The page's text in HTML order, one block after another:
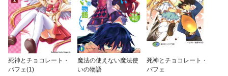
死神とチョコレート・
パフェ(1)
魔法の使えない魔法使
いの物語
死神とチョコレート・
パフェ